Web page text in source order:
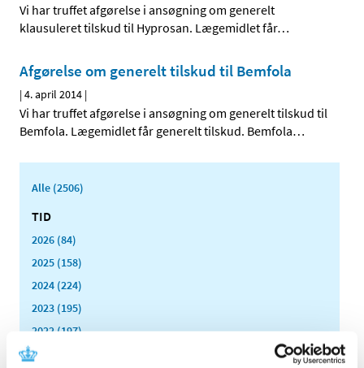
Vi har truffet afgørelse i ansøgning om generelt
klausuleret tilskud til Hyprosan. Lægemidlet får…
Afgørelse om generelt tilskud til Bemfola
|4. april 2014 |
Vi har truffet afgørelse i ansøgning om generelt tilskud til
Bemfola. Lægemidlet får generelt tilskud. Bemfola…
Alle (2506)
TID
2026 (84)
2025 (158)
2024 (224)
2023 (195)
2022 (197)
2021 (516)